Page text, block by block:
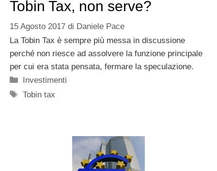
Tobin Tax, non serve?
15 Agosto 2017 di Daniele Pace
La Tobin Tax è sempre più messa in discussione
perché non riesce ad assolvere la funzione principale
per cui era stata pensata, fermare la speculazione.
Categorie
Investimenti
Tag
Tobin tax